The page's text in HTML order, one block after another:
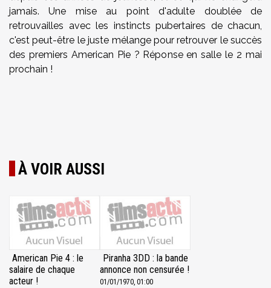
jamais. Une mise au point d'adulte doublée de
retrouvailles avec les instincts pubertaires de chacun,
c'est peut-être le juste mélange pour retrouver le succès
des premiers American Pie ? Réponse en salle le 2 mai
prochain !
À VOIR AUSSI
American Pie 4 : le
salaire de chaque
acteur !
Piranha 3DD : la bande
annonce non censurée !
01/01/1970, 01:00